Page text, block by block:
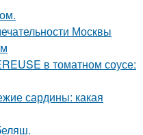
Москвы
в томатном соусе:
сардины: какая